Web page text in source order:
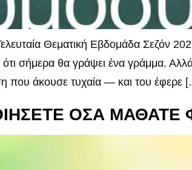
Θεματική Εβδομάδα Σεζόν
σήμερα θα γράψει ένα γράμμα.
που άκουσε τυχαία — και του έφερε
ΟΣΑ ΜΑΘΑΤΕ